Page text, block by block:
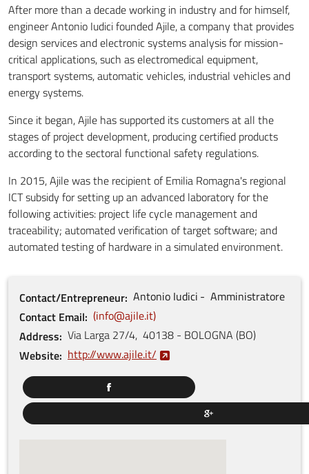
After more than a decade working in industry and for himself,
engineer Antonio Iudici founded Ajile, a company that provides
design services and electronic systems analysis for mission-
critical applications, such as electromedical equipment,
transport systems, automatic vehicles, industrial vehicles and
energy systems.
Since it began, Ajile has supported its customers at all the
stages of project development, producing certified products
according to the sectoral functional safety regulations.
In 2015, Ajile was the recipient of Emilia Romagna's regional
ICT subsidy for setting up an advanced laboratory for the
following activities: project life cycle management and
traceability; automated verification of target software; and
automated testing of hardware in a simulated environment.
Contact/Entrepreneur Antonio Iudici
Amministratore
Contact Email
info@ajile.it
Address Via Larga 27/4, 40138 - BOLOGNA (BO)
Website http://www.ajile.it/